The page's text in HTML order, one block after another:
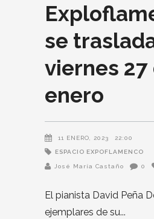
se
viernes 27
enero
11 ENERO, 2023 22:00
ESPACIO EXPOFLAMENCO
José María Castaño 0
El pianista David Peña
ejemplares de su